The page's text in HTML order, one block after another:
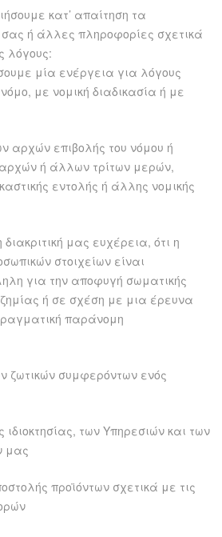
κατ’ απαίτηση τα
ή άλλες πληροφορίες σχετικά
λόγους:
μία ενέργεια για λόγους
με νομική διαδικασία ή με
αρχών επιβολής του νόμου ή
ή άλλων τρίτων μερών,
εντολής ή άλλης νομικής
μας ευχέρεια, ότι η
στοιχείων είναι
για την αποφυγή σωματικής
ζημίας ή σε σχέση με μια έρευνα
παράνομη
ζωτικών συμφερόντων ενός
ιδιοκτησίας, των Υπηρεσιών και των
μας
προϊόντων σχετικά με τις